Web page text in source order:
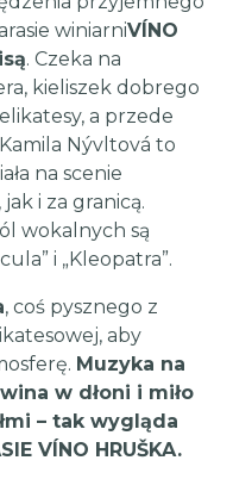
winiarniVÍNO
. Czeka na
kieliszek dobrego
a przede
Nývltová to
na scenie
i za granicą.
wokalnych są
i „Kleopatra”.
, coś pysznego z
aby
Muzyka na
w dłoni i miło
– tak wygląda
VÍNO HRUŠKA.